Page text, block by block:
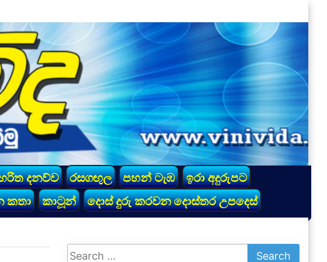
දනව්ව රසගඟුල පහන් ටැඹ
ඉරා අදුරුපට
කතා කාටූන් දොස් දුරු කරවන දොස්තර උපදෙස්